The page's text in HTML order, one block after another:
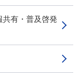
有・普及啓発